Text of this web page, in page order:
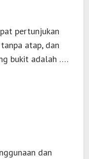
pertunjukan
atap, dan
bukit adalah ….
dan